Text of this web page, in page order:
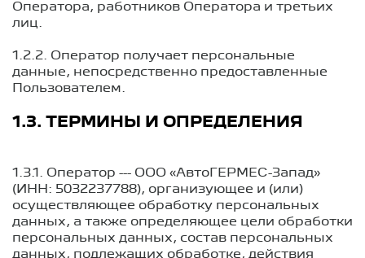
Оператора, работников Оператора и третьих
лиц.
1.2.2. Оператор получает персональные
данные, непосредственно предоставленные
Пользователем.
1.3. ТЕРМИНЫ И ОПРЕДЕЛЕНИЯ
1.3.1. Оператор --- ООО «АвтоГЕРМЕС-Запад»
(ИНН: 5032237788), организующее и (или)
осуществляющее обработку персональных
данных, а также определяющее цели обработки
персональных данных, состав персональных
данных, подлежащих обработке, действия